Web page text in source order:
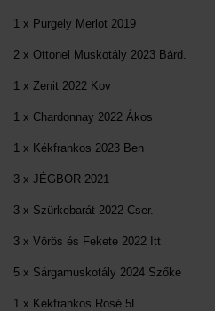
1 x Purgely Merlot 2019
2 x Ottonel Muskotály 2023 Bárd.
1 x Zenit 2022 Kov
1 x Chardonnay 2022 Ákos
1 x Kékfrankos 2023 Ben
3 x JÉGBOR 2021
3 x Szürkebarát 2022 Cser.
3 x Vörös és Fekete 2022 Itt
5 x Sárgamuskotály 2024 Szőke
1 x Kékfrankos Rosé 5L